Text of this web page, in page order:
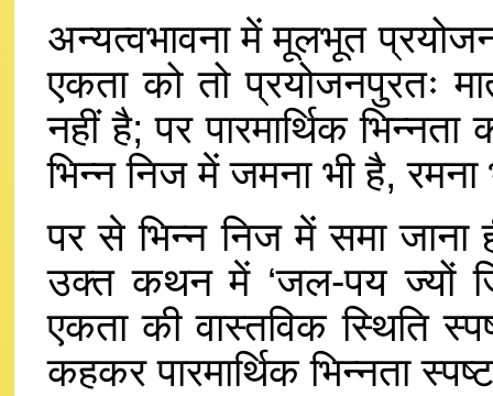
अन्यत्वभावना में मूलभूत
एकता को तो प्रयोजनपुरतः
नहीं है; पर पारमार्थिक
भिन्न निज में जमना भी है,
पर से भिन्न निज में समा जाना
उक्त कथन में ‘जल-पय ज्यों
एकता की वास्तविक स्थिति
कहकर पारमार्थिक भिन्नता